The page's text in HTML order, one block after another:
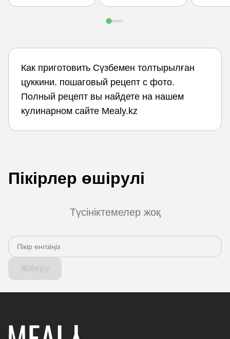
Как приготовить Сүзбемен толтырылған
цуккини. пошаговый рецепт с фото.
Полный рецепт вы найдете на нашем
кулинарном сайте Mealy.kz
Пікірлер өшірулі
Түсініктемелер жоқ